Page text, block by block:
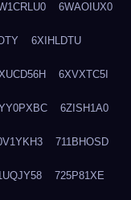
6WAOIUX0
6XIHLDTU
6XVXTC5I
6ZISH1A0
711BHOSD
725P81XE